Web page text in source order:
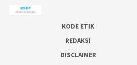
KODE ETIK
REDAKSI
DISCLAIMER